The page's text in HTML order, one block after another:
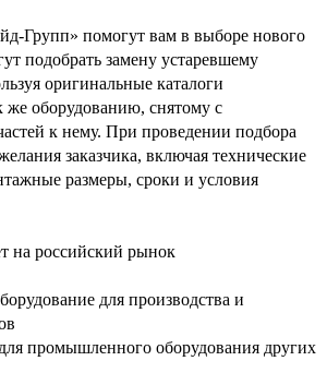
Групп» помогут вам в выборе нового
подобрать замену устаревшему
оригинальные каталоги
же оборудованию, снятому с
к нему. При проведении подбора
заказчика, включая технические
размеры, сроки и условия
на российский рынок
для производства и
промышленного оборудования других